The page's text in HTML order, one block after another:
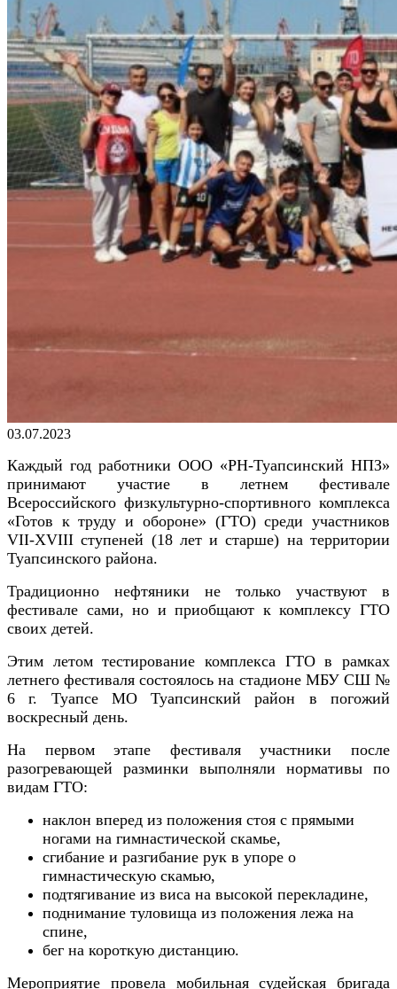
Опубликовано
03.07.2023
Каждый год работники ООО «РН-Туапсинский НПЗ»
принимают участие в летнем фестивале
Всероссийского физкультурно-спортивного комплекса
«Готов к труду и обороне» (ГТО) среди участников
VII-XVIII ступеней (18 лет и старше) на территории
Туапсинского района.
Традиционно нефтяники не только участвуют в
фестивале сами, но и приобщают к комплексу ГТО
своих детей.
Этим летом тестирование комплекса ГТО в рамках
летнего фестиваля состоялось на стадионе МБУ СШ №
6 г. Туапсе МО Туапсинский район в погожий
воскресный день.
На первом этапе фестиваля участники после
разогревающей разминки выполняли нормативы по
видам ГТО:
наклон вперед из положения стоя с прямыми
ногами на гимнастической скамье,
сгибание и разгибание рук в упоре о
гимнастическую скамью,
подтягивание из виса на высокой перекладине,
поднимание туловища из положения лежа на
спине,
бег на короткую дистанцию.
Мероприятие провела мобильная судейская бригада